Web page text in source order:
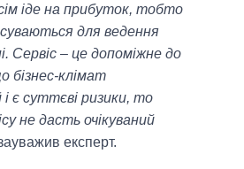
іде на прибуток, тобто
для ведення
Сервіс – це допоміжне до
бізнес-клімат
є суттєві ризики, то
не дасть очікуваний
експерт.